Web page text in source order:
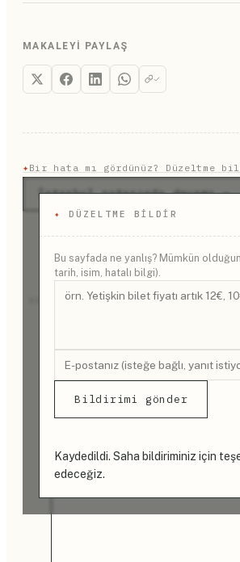
kişiye özel tecrit ve yüksek güvenlik
adıyla biliniyordu ve 1923
yaşayan halk zeytincilik, ipek
balıkçılıkla uğraşıyordu, hatta adanın
İstanbul mutfağında oldukça
MAKALEYI PAYLAŞ
✦Bir hata mı gördünüz? Düzeltme
✦ DÜZELTME BILDIR
Bu sayfada ne yanlış? Mümkün
tarih, isim, hatalı bilgi).
Bildirimi gönder
Kaydedildi. Saha bildiriminiz için
edeceğiz.
İstanbul rotasında devamı →
REKLAM